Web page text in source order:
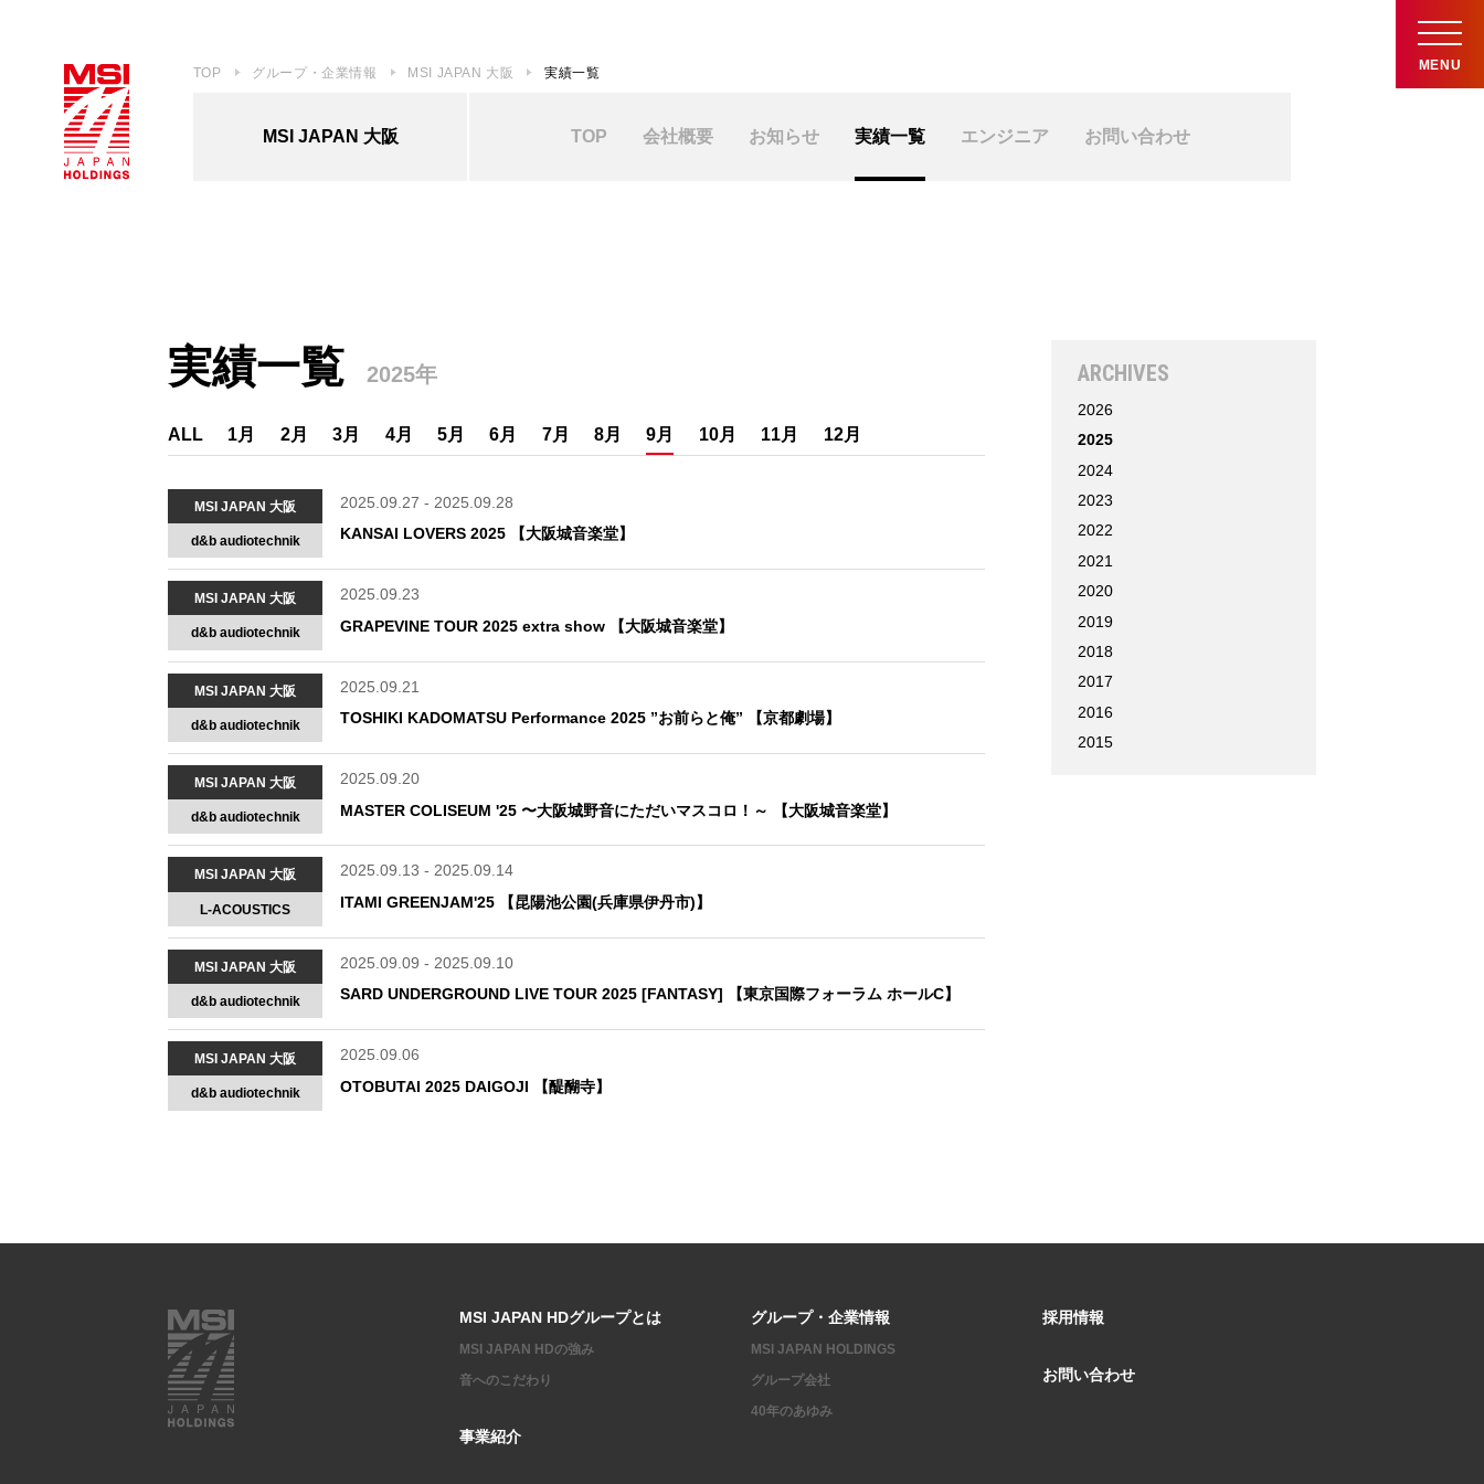
MENU
TOP グループ・企業情報 MSI JAPAN 大阪 実績一覧
MSI JAPAN 大阪 TOP 会社概要 お知らせ 実績一覧 エンジニア お問い合わせ
実績一覧 2025年
ALL 1月 2月 3月 4月 5月 6月 7月 8月 9月 10月 11月 12月
MSI JAPAN 大阪
d&b audiotechnik
2025.09.27 - 2025.09.28
KANSAI LOVERS 2025 【大阪城音楽堂】
MSI JAPAN 大阪
d&b audiotechnik
2025.09.23
GRAPEVINE TOUR 2025 extra show 【大阪城音楽堂】
MSI JAPAN 大阪
d&b audiotechnik
2025.09.21
TOSHIKI KADOMATSU Performance 2025 ”お前らと俺” 【京都劇場】
MSI JAPAN 大阪
d&b audiotechnik
2025.09.20
MASTER COLISEUM '25 〜大阪城野音にただいマスコロ！～ 【大阪城音楽堂】
MSI JAPAN 大阪
L-ACOUSTICS
2025.09.13 - 2025.09.14
ITAMI GREENJAM'25 【昆陽池公園(兵庫県伊丹市)】
MSI JAPAN 大阪
d&b audiotechnik
2025.09.09 - 2025.09.10
SARD UNDERGROUND LIVE TOUR 2025 [FANTASY] 【東京国際フォーラム ホールC】
MSI JAPAN 大阪
d&b audiotechnik
2025.09.06
OTOBUTAI 2025 DAIGOJI 【醍醐寺】
ARCHIVES
2026
2025
2024
2023
2022
2021
2020
2019
2018
2017
2016
2015
MSI JAPAN HDグループとは
MSI JAPAN HDの強み
音へのこだわり
事業紹介
グループ・企業情報
MSI JAPAN HOLDINGS
グループ会社
40年のあゆみ
採用情報
お問い合わせ